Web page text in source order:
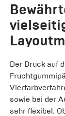
Der Druck auf
sowie bei der
sehr flexibel.